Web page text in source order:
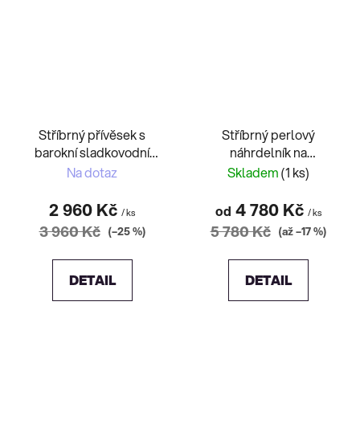
Stříbrný přívěsek s
barokní sladkovodní
perlou
Na dotaz
2 960 Kč / ks
3 960 Kč (–25 %)
DETAIL
Stříbrný perlový
náhrdelník na
magnetické zapínání
Skladem(1 ks)
od 4 780 Kč / ks
5 780 Kč (až –17 %)
DETAIL